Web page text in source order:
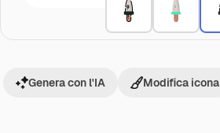
Genera con l'IA Modifica icona